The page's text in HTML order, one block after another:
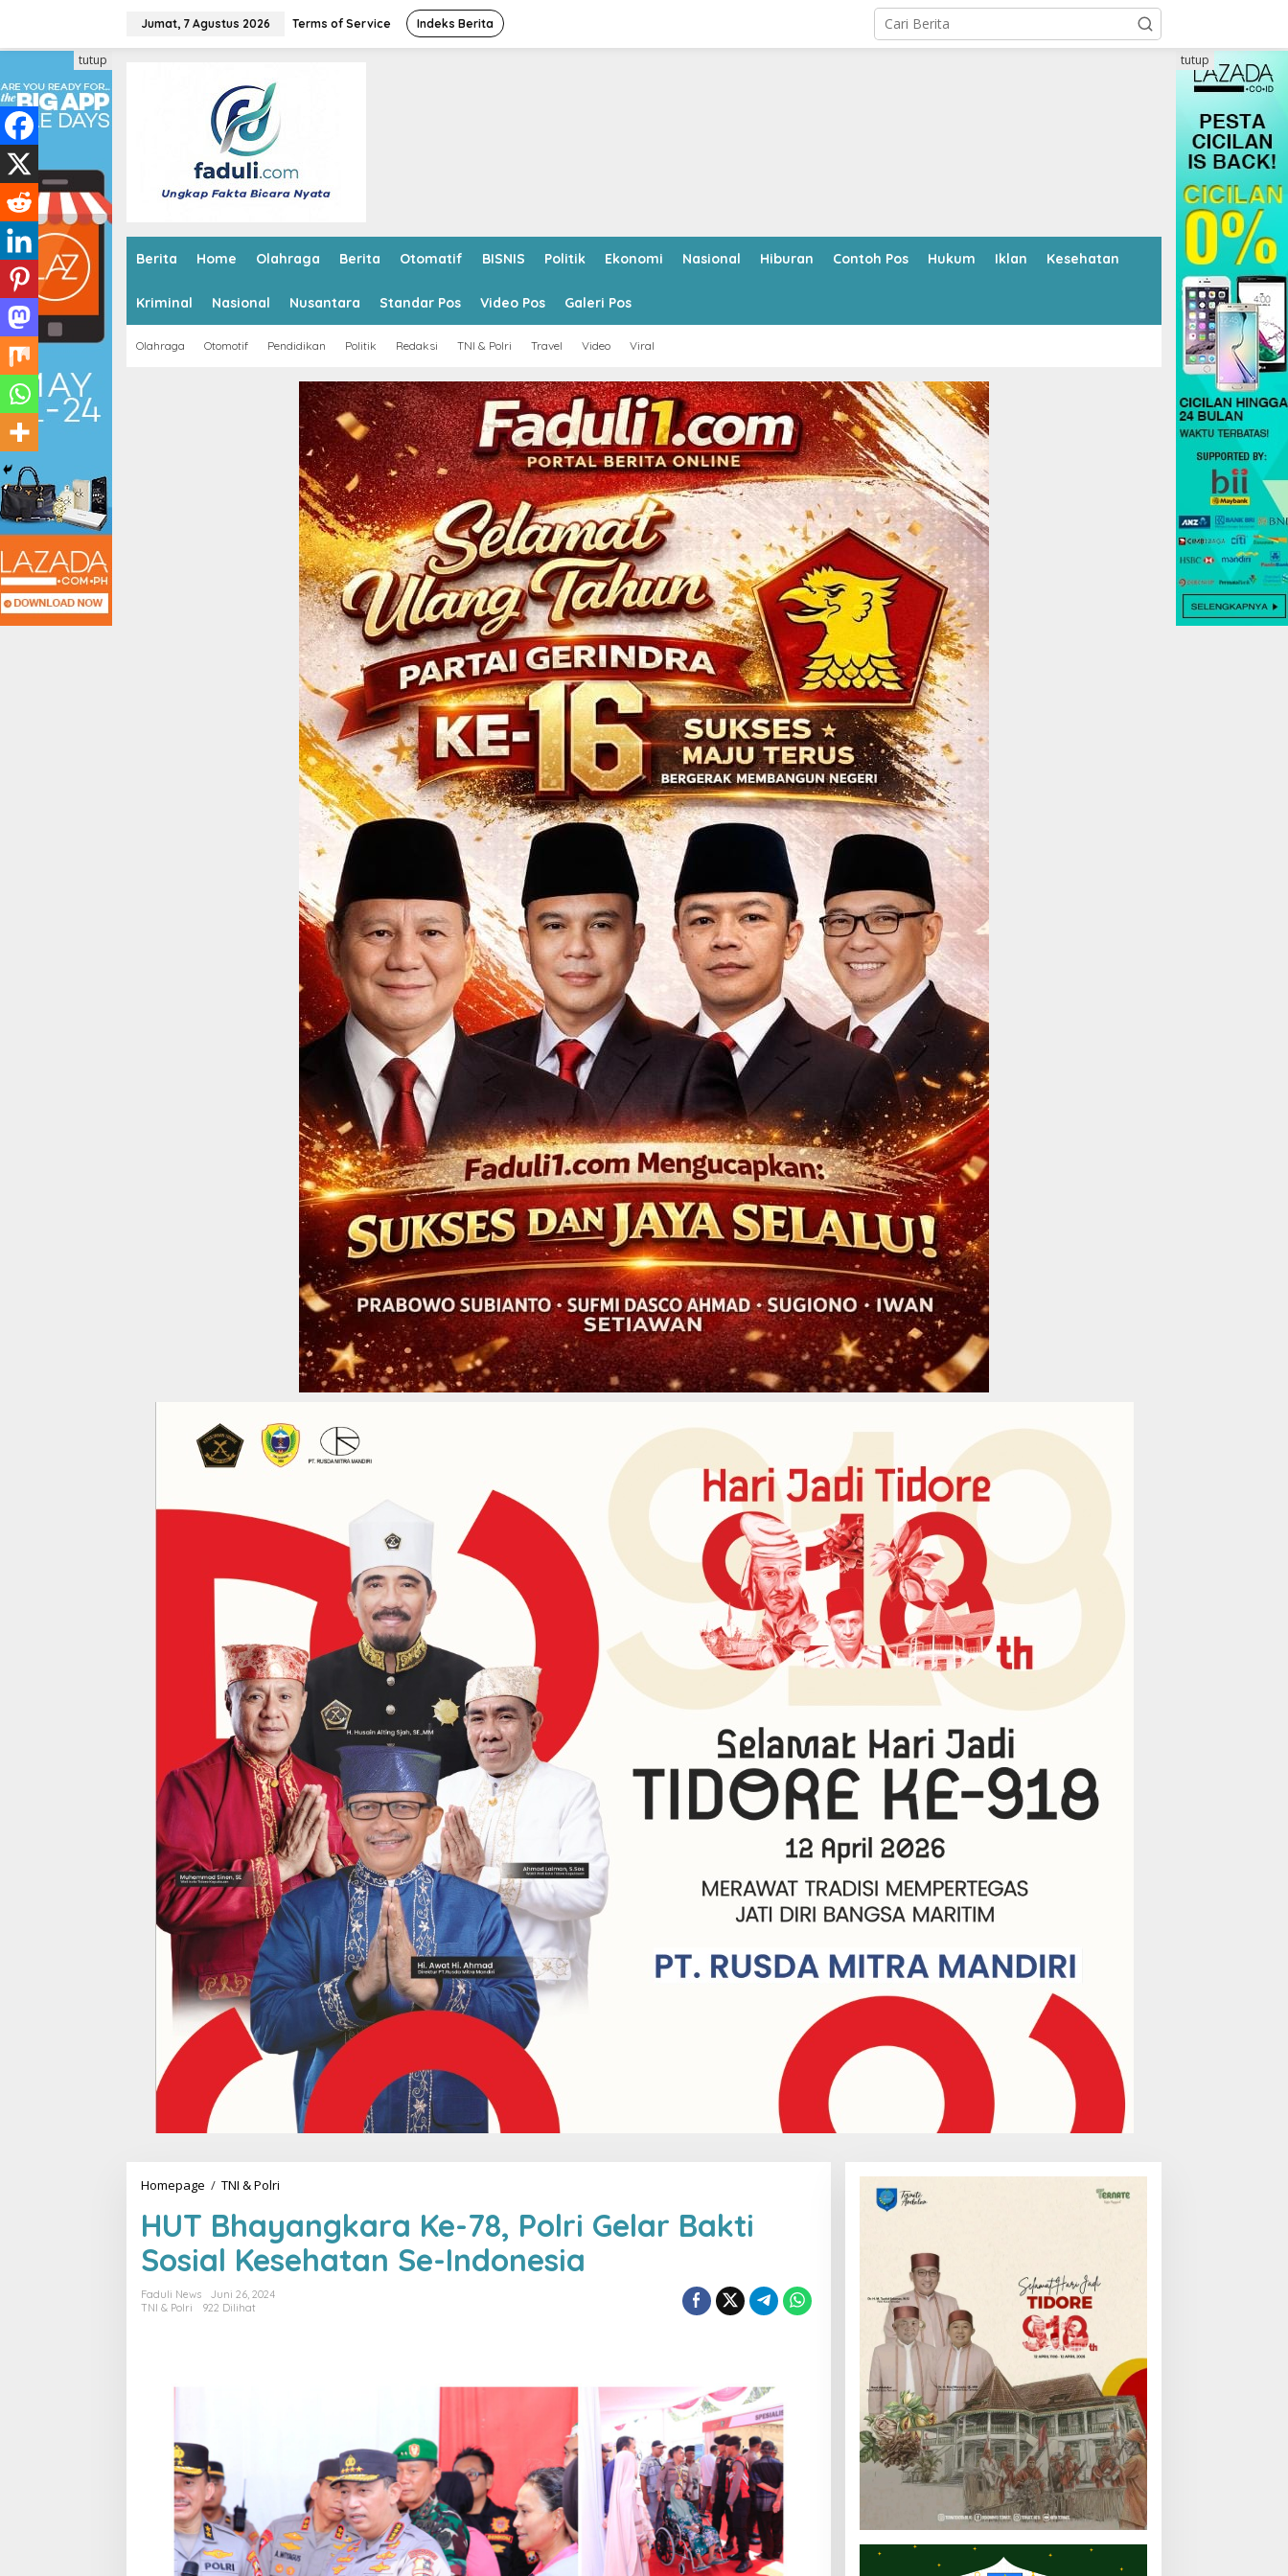
i
k
e
k
n
n
Jumat, 7 Agustus 2026 Terms of Service Indeks Berita
Berita Home Olahraga Berita Otomatif BISNIS Politik Ekonomi Nasional Hiburan Contoh Pos Hukum Iklan Kesehatan
Kriminal Nasional Nusantara Standar Pos Video Pos Galeri Pos
Olahraga Otomotif Pendidikan Politik Redaksi TNI & Polri Travel Video Viral
tutup tutup
Homepage / TNI & Polri
T
B
h
a
,
P
o
l
HUT Bhayangkara Ke-78, Polri Gelar Bakti
Sosial Kesehatan Se-Indonesia
Faduli News
Juni 26, 2024
TNI & Polri
922 Dilihat